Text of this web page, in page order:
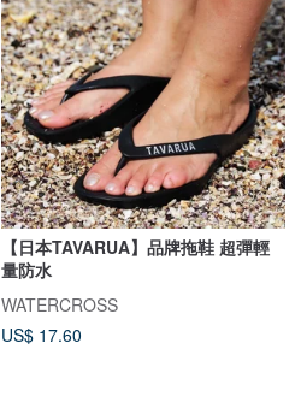
【日本TAVARUA】品牌拖鞋 超彈輕
量防水
WATERCROSS
US$ 17.60